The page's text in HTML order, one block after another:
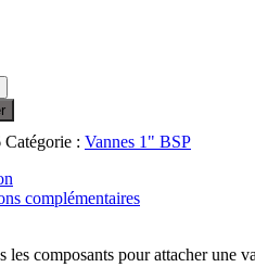
Catégorie : Vannes 1" BSP
complémentaires
les composants pour attacher une